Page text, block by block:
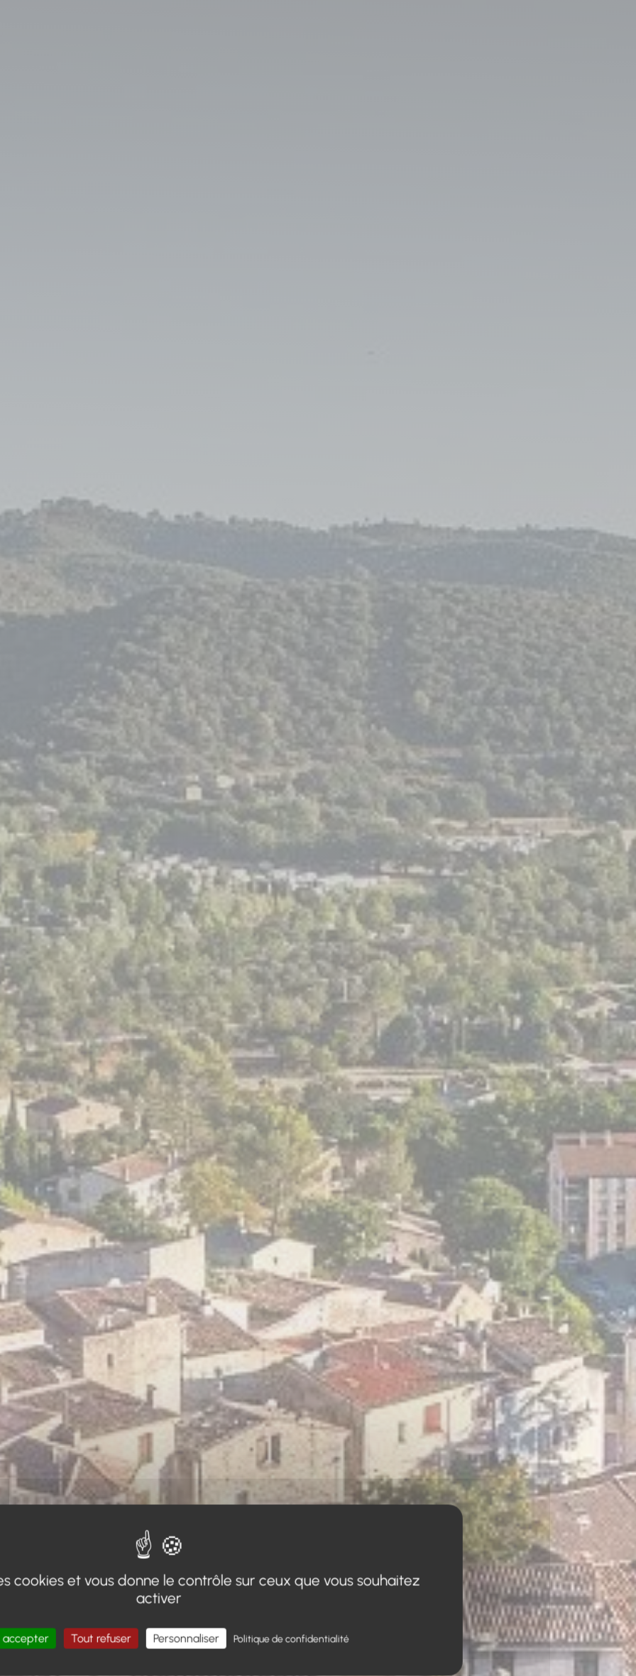
cookies et vous donne le contrôle sur ceux que vous souhaitez
activer
accepter Tout refuser Personnaliser Politique de confidentialité